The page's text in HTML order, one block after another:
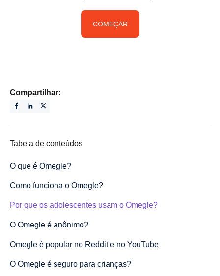
COMEÇAR
Compartilhar:
Tabela de conteúdos
O que é Omegle?
Como funciona o Omegle?
Por que os adolescentes usam o Omegle?
O Omegle é anônimo?
Omegle é popular no Reddit e no YouTube
O Omegle é seguro para crianças?